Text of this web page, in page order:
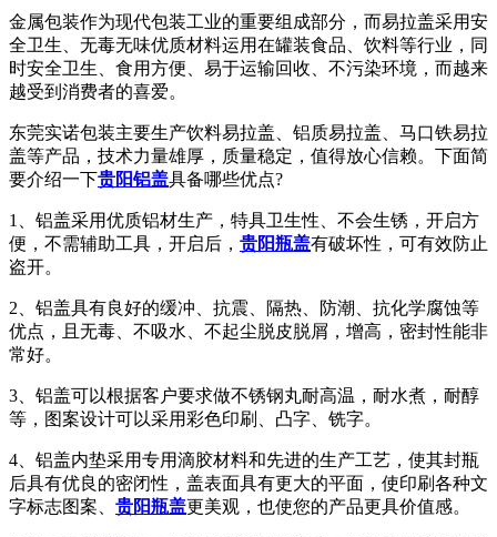
金属包装作为现代包装工业的重要组成部分，而易拉盖采用安
全卫生、无毒无味优质材料运用在罐装食品、饮料等行业，同
时安全卫生、食用方便、易于运输回收、不污染环境，而越来
越受到消费者的喜爱。
东莞实诺包装主要生产饮料易拉盖、铝质易拉盖、马口铁易拉
盖等产品，技术力量雄厚，质量稳定，值得放心信赖。下面简
要介绍一下贵阳铝盖具备哪些优点?
1、铝盖采用优质铝材生产，特具卫生性、不会生锈，开启方
便，不需辅助工具，开启后， 贵阳瓶盖有破坏性，可有效防止
盗开。
2、铝盖具有良好的缓冲、抗震、隔热、防潮、抗化学腐蚀等
优点，且无毒、不吸水、不起尘脱皮脱屑，增高，密封性能非
常好。
3、铝盖可以根据客户要求做不锈钢丸耐高温，耐水煮，耐醇
等，图案设计可以采用彩色印刷、凸字、铣字。
4、铝盖内垫采用专用滴胶材料和先进的生产工艺，使其封瓶
后具有优良的密闭性，盖表面具有更大的平面，使印刷各种文
字标志图案、 贵阳瓶盖更美观，也使您的产品更具价值感。